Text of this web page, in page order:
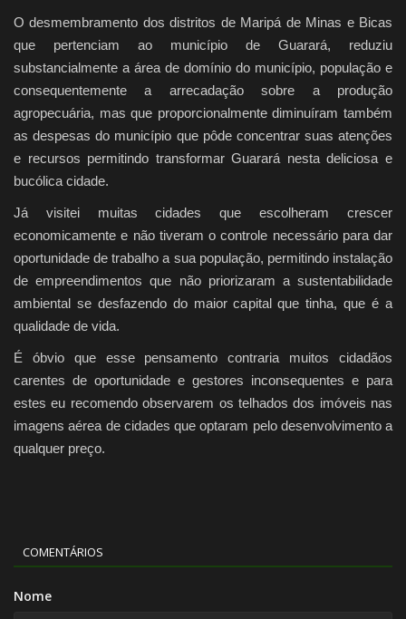
O desmembramento dos distritos de Maripá de Minas e Bicas
que pertenciam ao município de Guarará, reduziu
substancialmente a área de domínio do município, população e
consequentemente a arrecadação sobre a produção
agropecuária, mas que proporcionalmente diminuíram também
as despesas do município que pôde concentrar suas atenções
e recursos permitindo transformar Guarará nesta deliciosa e
bucólica cidade.
Já visitei muitas cidades que escolheram crescer
economicamente e não tiveram o controle necessário para dar
oportunidade de trabalho a sua população, permitindo instalação
de empreendimentos que não priorizaram a sustentabilidade
ambiental se desfazendo do maior capital que tinha, que é a
qualidade de vida.
É óbvio que esse pensamento contraria muitos cidadãos
carentes de oportunidade e gestores inconsequentes e para
estes eu recomendo observarem os telhados dos imóveis nas
imagens aérea de cidades que optaram pelo desenvolvimento a
qualquer preço.
COMENTÁRIOS
Nome